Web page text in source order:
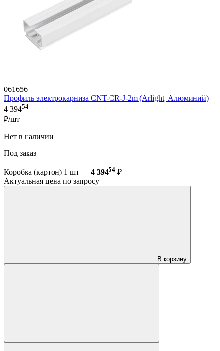
061656
Профиль электрокарниза CNT-CR-J-2m (Arlight, Алюминий)
4 39454
₽/шт
Нет в наличии
Под заказ
Коробка (картон) 1 шт — 4 39454 ₽
Актуальная цена по запросу
В корзину